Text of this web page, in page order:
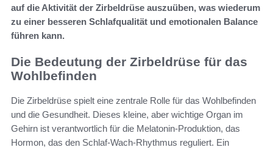
auf die Aktivität der Zirbeldrüse auszuüben, was wiederum
zu einer besseren Schlafqualität und emotionalen Balance
führen kann.
Die Bedeutung der Zirbeldrüse für das
Wohlbefinden
Die Zirbeldrüse spielt eine zentrale Rolle für das Wohlbefinden
und die Gesundheit. Dieses kleine, aber wichtige Organ im
Gehirn ist verantwortlich für die Melatonin-Produktion, das
Hormon, das den Schlaf-Wach-Rhythmus reguliert. Ein